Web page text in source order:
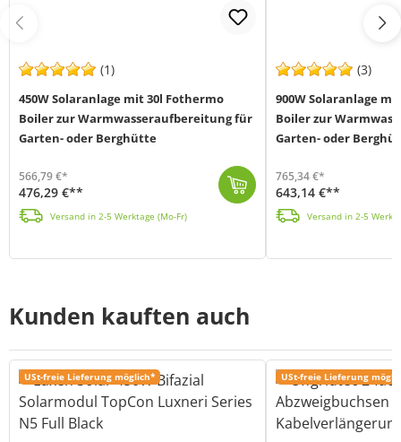
(1)
450W Solaranlage mit 30l Fothermo
Boiler zur Warmwasseraufbereitung für
Garten- oder Berghütte
566,79 €*
476,29 €**
Versand in 2-5 Werktage (Mo-Fr)
(3)
900W Solaranlage
Boiler zur
Garten- oder
765,34 €*
643,14 €**
Versand in 2-5
Kunden kauften auch
USt-freie Lieferung möglich* USt-freie Lieferung